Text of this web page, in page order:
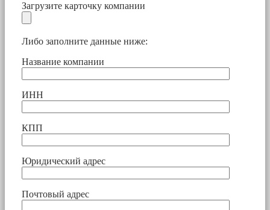
Загрузите карточку компании
Либо заполните данные ниже:
Название компании
ИНН
КПП
Юридический адрес
Почтовый адрес